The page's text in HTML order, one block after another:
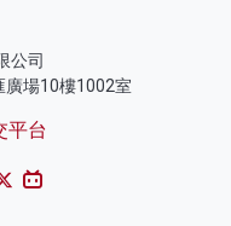
公司
廣場10樓1002室
平台